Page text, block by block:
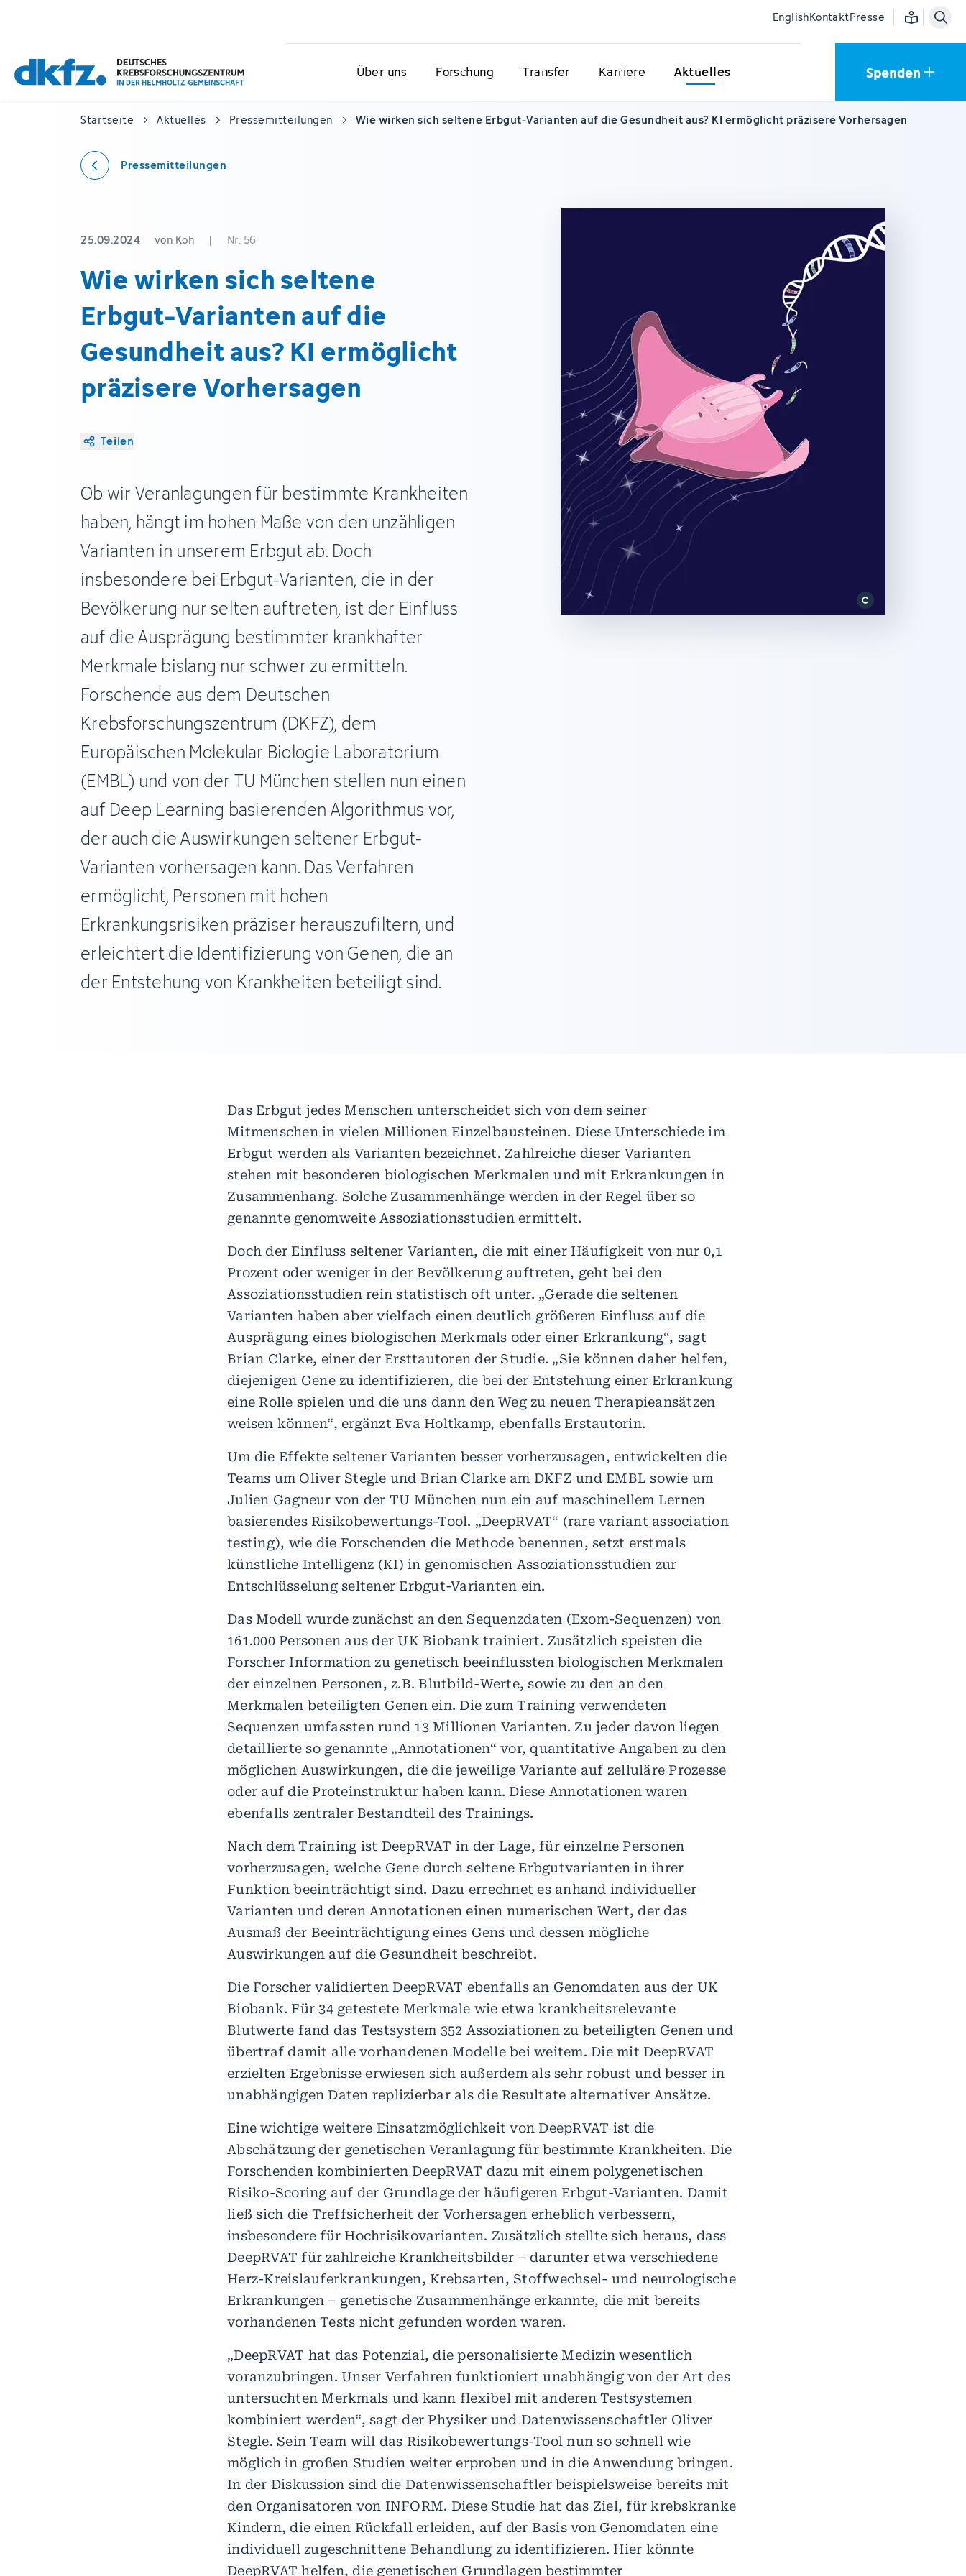
EnglishKontaktPresse Einfache
Über uns Forschung Transfer Karriere Aktuelles Spenden
Startseite Aktuelles Pressemitteilungen Wie wirken sich seltene Erbgut-Varianten auf die Gesundheit aus? KI ermöglicht präzisere Vorhersagen
Pressemitteilungen
25.09.2024 von Koh | Nr. 56
Wie wirken sich seltene
Erbgut-Varianten auf die
Gesundheit aus? KI ermöglicht
präzisere Vorhersagen
Teilen
Ob wir Veranlagungen für bestimmte Krankheiten
haben, hängt im hohen Maße von den unzähligen
Varianten in unserem Erbgut ab. Doch
insbesondere bei Erbgut-Varianten, die in der
Bevölkerung nur selten auftreten, ist der Einfluss
auf die Ausprägung bestimmter krankhafter
Merkmale bislang nur schwer zu ermitteln.
Forschende aus dem Deutschen
Krebsforschungszentrum (DKFZ), dem
Europäischen Molekular Biologie Laboratorium
(EMBL) und von der TU München stellen nun einen
auf Deep Learning basierenden Algorithmus vor,
der auch die Auswirkungen seltener Erbgut-
Varianten vorhersagen kann. Das Verfahren
ermöglicht, Personen mit hohen
Erkrankungsrisiken präziser herauszufiltern, und
erleichtert die Identifizierung von Genen, die an
der Entstehung von Krankheiten beteiligt sind.
Das Erbgut jedes Menschen unterscheidet sich von dem seiner
Mitmenschen in vielen Millionen Einzelbausteinen. Diese Unterschiede im
Erbgut werden als Varianten bezeichnet. Zahlreiche dieser Varianten
stehen mit besonderen biologischen Merkmalen und mit Erkrankungen in
Zusammenhang. Solche Zusammenhänge werden in der Regel über so
genannte genomweite Assoziationsstudien ermittelt.
Doch der Einfluss seltener Varianten, die mit einer Häufigkeit von nur 0,1
Prozent oder weniger in der Bevölkerung auftreten, geht bei den
Assoziationsstudien rein statistisch oft unter. „Gerade die seltenen
Varianten haben aber vielfach einen deutlich größeren Einfluss auf die
Ausprägung eines biologischen Merkmals oder einer Erkrankung“, sagt
Brian Clarke, einer der Ersttautoren der Studie. „Sie können daher helfen,
diejenigen Gene zu identifizieren, die bei der Entstehung einer Erkrankung
eine Rolle spielen und die uns dann den Weg zu neuen Therapieansätzen
weisen können“, ergänzt Eva Holtkamp, ebenfalls Erstautorin.
Um die Effekte seltener Varianten besser vorherzusagen, entwickelten die
Teams um Oliver Stegle und Brian Clarke am DKFZ und EMBL sowie um
Julien Gagneur von der TU München nun ein auf maschinellem Lernen
basierendes Risikobewertungs-Tool. „DeepRVAT“ (rare variant association
testing), wie die Forschenden die Methode benennen, setzt erstmals
künstliche Intelligenz (KI) in genomischen Assoziationsstudien zur
Entschlüsselung seltener Erbgut-Varianten ein.
Das Modell wurde zunächst an den Sequenzdaten (Exom-Sequenzen) von
161.000 Personen aus der UK Biobank trainiert. Zusätzlich speisten die
Forscher Information zu genetisch beeinflussten biologischen Merkmalen
der einzelnen Personen, z.B. Blutbild-Werte, sowie zu den an den
Merkmalen beteiligten Genen ein. Die zum Training verwendeten
Sequenzen umfassten rund 13 Millionen Varianten. Zu jeder davon liegen
detaillierte so genannte „Annotationen“ vor, quantitative Angaben zu den
möglichen Auswirkungen, die die jeweilige Variante auf zelluläre Prozesse
oder auf die Proteinstruktur haben kann. Diese Annotationen waren
ebenfalls zentraler Bestandteil des Trainings.
Nach dem Training ist DeepRVAT in der Lage, für einzelne Personen
vorherzusagen, welche Gene durch seltene Erbgutvarianten in ihrer
Funktion beeinträchtigt sind. Dazu errechnet es anhand individueller
Varianten und deren Annotationen einen numerischen Wert, der das
Ausmaß der Beeinträchtigung eines Gens und dessen mögliche
Auswirkungen auf die Gesundheit beschreibt.
Die Forscher validierten DeepRVAT ebenfalls an Genomdaten aus der UK
Biobank. Für 34 getestete Merkmale wie etwa krankheitsrelevante
Blutwerte fand das Testsystem 352 Assoziationen zu beteiligten Genen und
übertraf damit alle vorhandenen Modelle bei weitem. Die mit DeepRVAT
erzielten Ergebnisse erwiesen sich außerdem als sehr robust und besser in
unabhängigen Daten replizierbar als die Resultate alternativer Ansätze.
Eine wichtige weitere Einsatzmöglichkeit von DeepRVAT ist die
Abschätzung der genetischen Veranlagung für bestimmte Krankheiten. Die
Forschenden kombinierten DeepRVAT dazu mit einem polygenetischen
Risiko-Scoring auf der Grundlage der häufigeren Erbgut-Varianten. Damit
ließ sich die Treffsicherheit der Vorhersagen erheblich verbessern,
insbesondere für Hochrisikovarianten. Zusätzlich stellte sich heraus, dass
DeepRVAT für zahlreiche Krankheitsbilder – darunter etwa verschiedene
Herz-Kreislauferkrankungen, Krebsarten, Stoffwechsel- und neurologische
Erkrankungen – genetische Zusammenhänge erkannte, die mit bereits
vorhandenen Tests nicht gefunden worden waren.
„DeepRVAT hat das Potenzial, die personalisierte Medizin wesentlich
voranzubringen. Unser Verfahren funktioniert unabhängig von der Art des
untersuchten Merkmals und kann flexibel mit anderen Testsystemen
kombiniert werden“, sagt der Physiker und Datenwissenschaftler Oliver
Stegle. Sein Team will das Risikobewertungs-Tool nun so schnell wie
möglich in großen Studien weiter erproben und in die Anwendung bringen.
In der Diskussion sind die Datenwissenschaftler beispielsweise bereits mit
den Organisatoren von INFORM. Diese Studie hat das Ziel, für krebskranke
Kindern, die einen Rückfall erleiden, auf der Basis von Genomdaten eine
individuell zugeschnittene Behandlung zu identifizieren. Hier könnte
DeepRVAT helfen, die genetischen Grundlagen bestimmter